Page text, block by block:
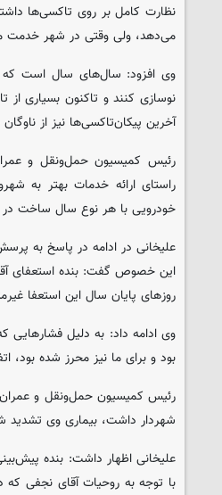
نظارت کامل بر روی تاکسی‌ها
می‌دهد،‌ ولی وقتی در شهر خدمت
وی افزود: سال‌های سال است که
نوسازی کنند و تاکنون بسیاری از
آخرین پیکان‌تاکسی‌ها نیز از
رئیس کمیسیون حمل‌ونقل و
راستای ارائه خدمات بهتر به
خودرویی با هر نوع سال ساخت در
علیخانی در ادامه در پاسخ به
این خصوص گفت: بنده استعفای
روزهای پایان سال این استعفا
وی ادامه داد: به دلیل
بود و برای ما نیز محرز شده بود،
رئیس کمیسیون حمل‌ونقل و
شهردار داشت، بیماری وی تشدید
علیخانی اظهار داشت: بنده
با توجه به روحیات‌ آقای نجفی